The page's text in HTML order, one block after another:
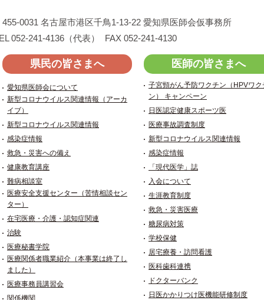
455-0031 名古屋市港区千鳥1-13-22 愛知県医師会仮事務所
052-241-4136（代表）
FAX 052-241-4130
県民の皆さまへ
愛知県医師会について
新型コロナウイルス関連情報（アーカ
イブ）
新型コロナウイルス関連情報
感染症情報
救急・災害への備え
健康教育講座
難病相談室
医療安全支援センター（苦情相談セン
ター）
在宅医療・介護・認知症関連
治験
医療秘書学院
医療関係者職業紹介（本事業は終了し
ました）
医療事務員講習会
関係機関
医師の皆さまへ
子宮頸がん予防ワクチン（HPVワク
ン） キャンペーン
日医認定健康スポーツ医
医療事故調査制度
新型コロナウイルス関連情報
感染症情報
「現代医学」誌
入会について
生涯教育制度
救急・災害医療
糖尿病対策
学校保健
居宅療養・訪問看護
医科歯科連携
ドクターバンク
日医かかりつけ医機能研修制度